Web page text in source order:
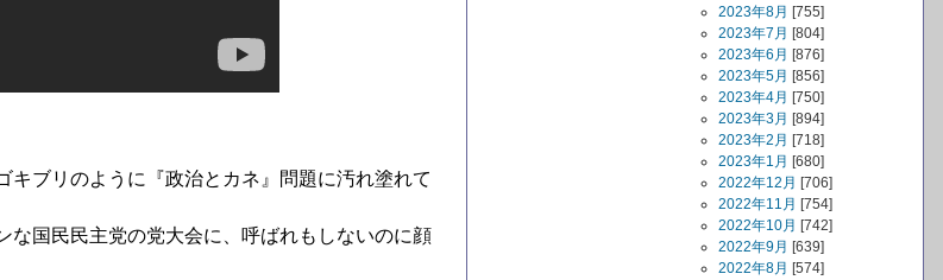
キブリのように『政治とカネ』問題に汚れ塗れて
な国民民主党の党大会に、呼ばれもしないのに顔
2023年8月 [755]
2023年7月 [804]
2023年6月 [876]
2023年5月 [856]
2023年4月 [750]
2023年3月 [894]
2023年2月 [718]
2023年1月 [680]
2022年12月 [706]
2022年11月 [754]
2022年10月 [742]
2022年9月 [639]
2022年8月 [574]